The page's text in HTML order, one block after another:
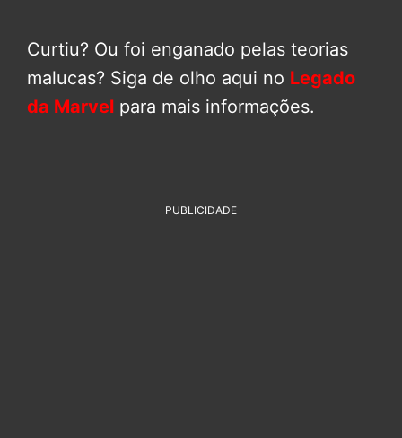
Curtiu? Ou foi enganado pelas teorias
malucas? Siga de olho aqui no Legado
da Marvel para mais informações.
PUBLICIDADE